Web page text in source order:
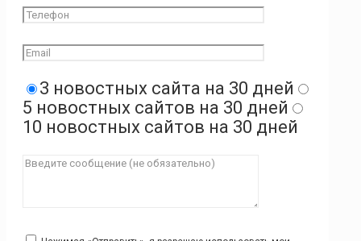
3 новостных сайта на 30 дней
5 новостных сайтов на 30 дней
10 новостных сайтов на 30 дней